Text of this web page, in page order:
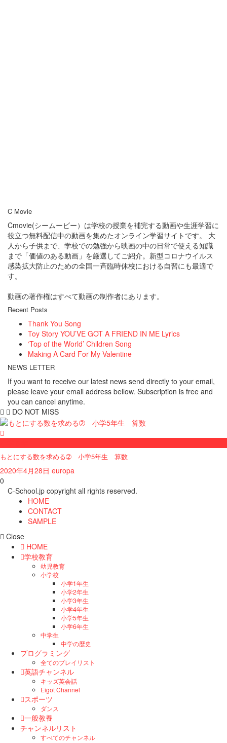
C Movie
Cmovie(シームービー）は学校の授業を補完する動画や生涯学習に
役立つ無料配信中の動画を集めたオンライン学習サイトです。 大
人から子供まで、学校での勉強から映画の中の日常で使える知識
まで「価値のある動画」を厳選してご紹介。新型コロナウイルス
感染拡大防止のための全国一斉臨時休校における自習にも最適で
す。
動画の著作権はすべて動画の制作者にあります。
Recent Posts
Thank You Song
Toy Story YOU’VE GOT A FRIEND IN ME Lyrics
‘Top of the World’ Children Song
Making A Card For My Valentine
NEWS LETTER
If you want to receive our latest news send directly to your email,
please leave your email address bellow. Subscription is free and
you can cancel anytime.
DO NOT MISS
もとにする数を求める➁ 小学5年生 算数
2020年4月28日 europa
0
C-School.jp copyright all rights reserved.
HOME
CONTACT
SAMPLE
Close
HOME
学校教育
幼児教育
小学校
小学1年生
小学2年生
小学3年生
小学4年生
小学5年生
小学6年生
中学生
中学の歴史
プログラミング
全てのプレイリスト
英語チャンネル
キッズ英会話
Eigot Channel
スポーツ
ダンス
一般教養
チャンネルリスト
すべてのチャンネル